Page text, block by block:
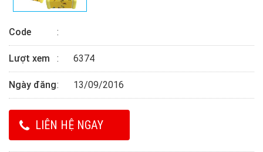
Code
Lượt xem 6374
Ngày đăng 13/09/2016
LIÊN HỆ NGAY